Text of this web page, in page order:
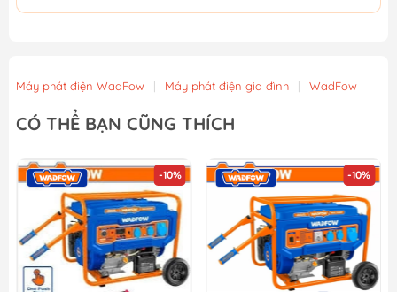
Máy phát điện WadFow | Máy phát điện gia đình | WadFow
CÓ THỂ BẠN CŨNG THÍCH
-10% -10%